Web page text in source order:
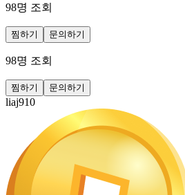
98명 조회
찜하기 문의하기
98명 조회
찜하기 문의하기
liaj910